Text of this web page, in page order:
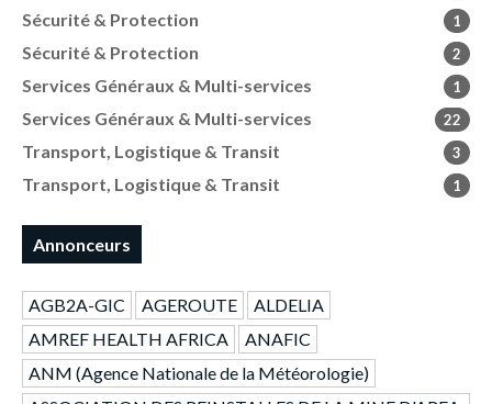
Sécurité & Protection 1
Sécurité & Protection 2
Services Généraux & Multi-services 1
Services Généraux & Multi-services 22
Transport, Logistique & Transit 3
Transport, Logistique & Transit 1
Annonceurs
AGB2A-GIC AGEROUTE
ALDELIA
AMREF HEALTH AFRICA
ANAFIC
ANM (Agence Nationale de la Météorologie)